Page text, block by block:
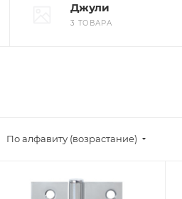
Джули
3 ТОВАРА
По алфавиту (возрастание)